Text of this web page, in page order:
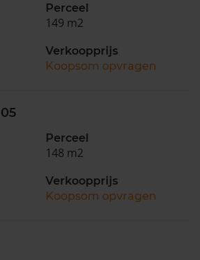
Perceel
149 m2
Verkoopprijs
Koopsom opvragen
Perceel
148 m2
Verkoopprijs
Koopsom opvragen